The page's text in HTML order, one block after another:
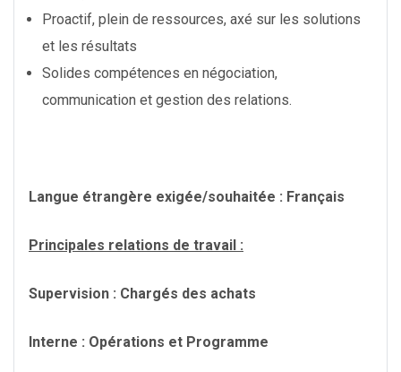
Proactif, plein de ressources, axé sur les solutions
et les résultats
Solides compétences en négociation,
communication et gestion des relations.
Langue étrangère exigée/souhaitée : Français
Principales relations de travail :
Supervision : Chargés des achats
Interne : Opérations et Programme